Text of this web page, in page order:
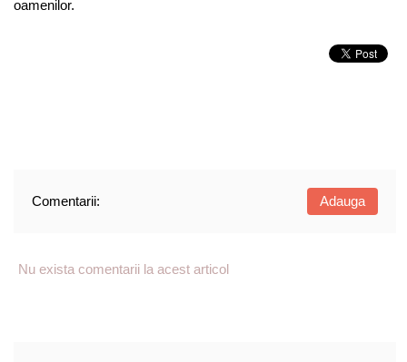
oamenilor.
Comentarii: Adauga
Nu exista comentarii la acest articol